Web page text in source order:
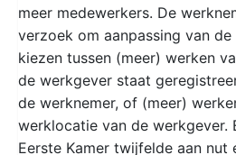
meer medewerkers. De
verzoek om aanpassing van
kiezen tussen (meer) werken
de werkgever staat
de werknemer, of (meer)
werklocatie van de werkgever.
Eerste Kamer twijfelde aan nut